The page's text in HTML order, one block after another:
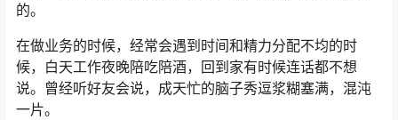
的。
在做业务的时候，经常会遇到时间和精力分配不均的时
候，白天工作夜晚陪吃陪酒，回到家有时候连话都不想
说。曾经听好友会说，成天忙的脑子秀逗浆糊塞满，混沌
一片。